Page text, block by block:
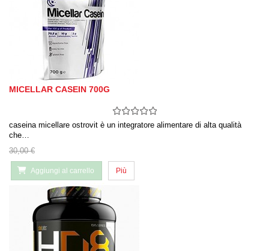
MICELLAR CASEIN 700G
caseina micellare ostrovit è un integratore alimentare di alta qualità
che…
30,00 €
Aggiungi al carrello Più